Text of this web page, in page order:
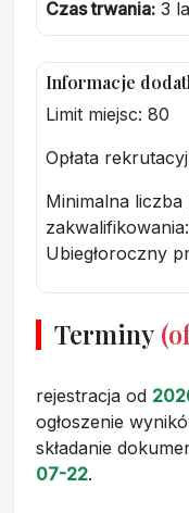
Czas trwania: 3
Informacje
Limit miejsc: 80
Opłata
Minimalna
zakwalifikowania:
Ubiegłoroczny
Terminy
rejestracja od
ogłoszenie
składanie
07-22.